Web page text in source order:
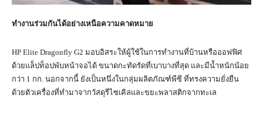
ทำงานร่วมกันได้อย่างเหนือความคาดหมาย
HP Elite Dragonfly G2 มอบอิสระให้ผู้ใช้ในการทำงานที่บ้านหรือออฟฟิศ
ด้วยแล็ปท็อปพับหน้าจอได้ ขนาดกะทัดรัดที่เบาบางที่สุด และมีน้ำหนักน้อย
กว่า 1 กก. นอกจากนี้ ยังเป็นหนึ่งในกลุ่มผลิตภัณฑ์พีซี ที่ทรงความยั่งยืน
ด้วยตัวเครื่องที่ทำมาจากวัสดุรีไซเคิลและขยะพลาสติกจากทะเล